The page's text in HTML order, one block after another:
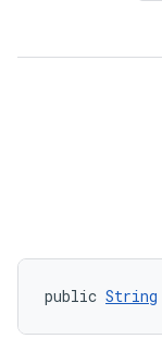
public String